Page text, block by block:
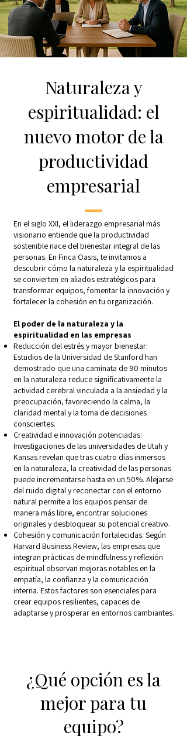
Naturaleza y
espiritualidad: el
nuevo motor de la
productividad
empresarial
En el siglo XXI, el liderazgo empresarial más
visionario entiende que la productividad
sostenible nace del bienestar integral de las
personas. En Finca Oasis, te invitamos a
descubrir cómo la naturaleza y la espiritualidad
se convierten en aliados estratégicos para
transformar equipos, fomentar la innovación y
fortalecer la cohesión en tu organización.
El poder de la naturaleza y la
espiritualidad en las empresas
Reducción del estrés y mayor bienestar:
Estudios de la Universidad de Stanford han
demostrado que una caminata de 90 minutos
en la naturaleza reduce significativamente la
actividad cerebral vinculada a la ansiedad y la
preocupación, favoreciendo la calma, la
claridad mental y la toma de decisiones
conscientes.
Creatividad e innovación potenciadas:
Investigaciones de las universidades de Utah y
Kansas revelan que tras cuatro días inmersos
en la naturaleza, la creatividad de las personas
puede incrementarse hasta en un 50%. Alejarse
del ruido digital y reconectar con el entorno
natural permite a los equipos pensar de
manera más libre, encontrar soluciones
originales y desbloquear su potencial creativo.
Cohesión y comunicación fortalecidas: Según
Harvard Business Review, las empresas que
integran prácticas de mindfulness y reflexión
espiritual observan mejoras notables en la
empatía, la confianza y la comunicación
interna. Estos factores son esenciales para
crear equipos resilientes, capaces de
adaptarse y prosperar en entornos cambiantes.
¿Qué opción es la
mejor para tu
equipo?